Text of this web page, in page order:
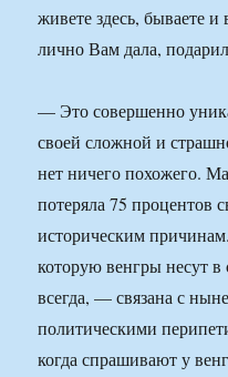
живете здесь, бываете
лично Вам дала,
— Это совершенно
своей сложной и
нет ничего похожего.
потеряла 75 процентов
историческим
которую венгры несут в
всегда, — связана с
политическими
когда спрашивают у